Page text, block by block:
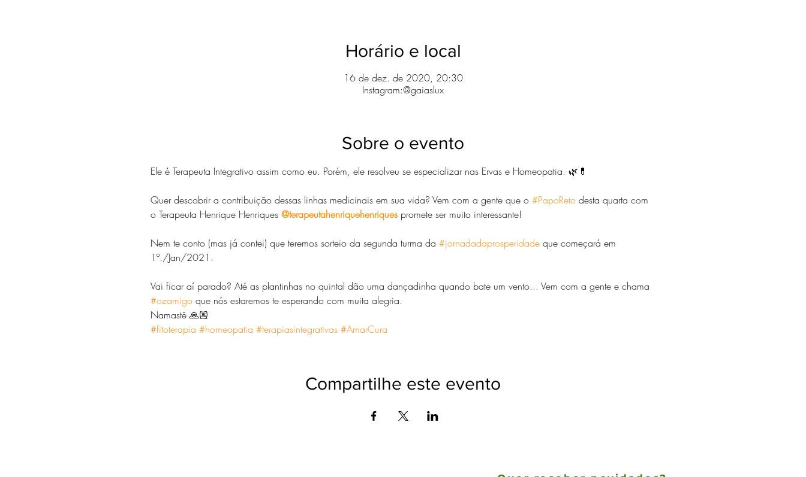
Horário e local
16 de dez. de 2020, 20:30
Instagram:@gaiaslux
Sobre o evento
Ele é Terapeuta Integrativo assim como eu. Porém, ele resolveu se especializar nas Ervas e Homeopatia. 🌿💊
Quer descobrir a contribuição dessas linhas medicinais em sua vida? Vem com a gente que o #PapoReto desta quarta com
o Terapeuta Henrique Henriques @terapeutahenriquehenriques promete ser muito interessante!
Nem te conto (mas já contei) que teremos sorteio da segunda turma da #jornadadaprosperidade que começará em
1º./Jan/2021.
Vai ficar aí parado? Até as plantinhas no quintal dão uma dançadinha quando bate um vento... Vem com a gente e chama
#ozamigo que nós estaremos te esperando com muita alegria.
Namastê 🙏🏼
#fitoterapia #homeopatia #terapiasintegrativas #AmarCura
Compartilhe este evento